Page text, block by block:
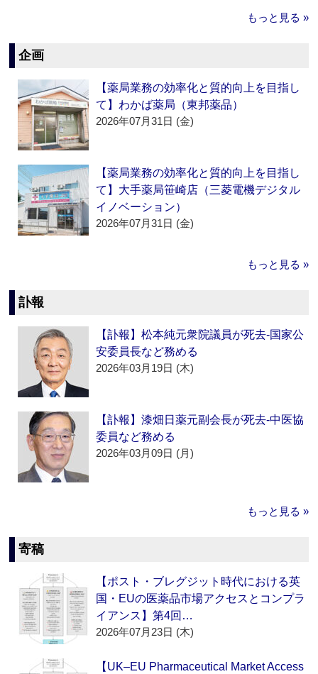
もっと見る »
企画
【薬局業務の効率化と質的向上を目指し
て】わかば薬局（東邦薬品）
2026年07月31日 (金)
【薬局業務の効率化と質的向上を目指し
て】大手薬局笹崎店（三菱電機デジタル
イノベーション）
2026年07月31日 (金)
もっと見る »
訃報
【訃報】松本純元衆院議員が死去‐国家公
安委員長など務める
2026年03月19日 (木)
【訃報】漆畑日薬元副会長が死去‐中医協
委員など務める
2026年03月09日 (月)
もっと見る »
寄稿
【ポスト・ブレグジット時代における英
国・EUの医薬品市場アクセスとコンプラ
イアンス】第4回…
2026年07月23日 (木)
【UK–EU Pharmaceutical Market Access